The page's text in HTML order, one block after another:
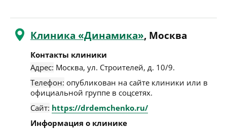
Клиника «Динамика», Москва
Контакты клиники
Адрес: Москва, ул. Строителей, д. 10/9.
Телефон: опубликован на сайте клиники или в
официальной группе в соцсетях.
Сайт: https://drdemchenko.ru/
Информация о клинике